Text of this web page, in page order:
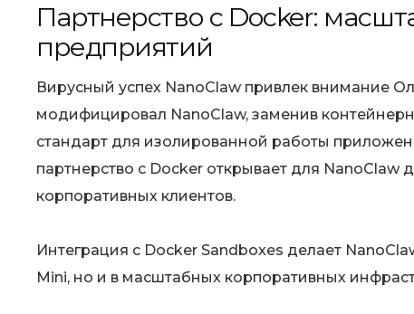
Партнерство с Docker:
предприятий
Вирусный успех NanoClaw привлек внимание
модифицировал NanoClaw, заменив
стандарт для изолированной работы
партнерство с Docker открывает для
корпоративных клиентов.
Интеграция с Docker Sandboxes делает
Mini, но и в масштабных корпоративных